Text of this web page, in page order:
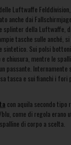
Luftwaffe
anche dai
splinter della Luftwaffe,
tasche sulle anché,
Sui polsi
chiusura, mentre le
passante.
tasca e sui fianchi i fori
con aquila secondo tipo
come di regola erano
di corpo a scelta.